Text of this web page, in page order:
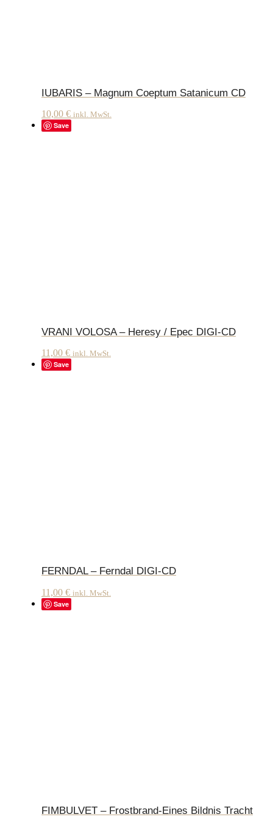
IUBARIS – Magnum Coeptum Satanicum CD
10,00 € inkl. MwSt.
Save
VRANI VOLOSA – Heresy / Epec DIGI-CD
11,00 € inkl. MwSt.
Save
FERNDAL – Ferndal DIGI-CD
11,00 € inkl. MwSt.
Save
FIMBULVET – Frostbrand-Eines Bildnis Tracht